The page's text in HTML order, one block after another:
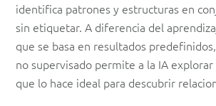
identifica patrones y estructuras en
sin etiquetar. A diferencia del
que se basa en resultados
no supervisado permite a la IA
que lo hace ideal para descubrir